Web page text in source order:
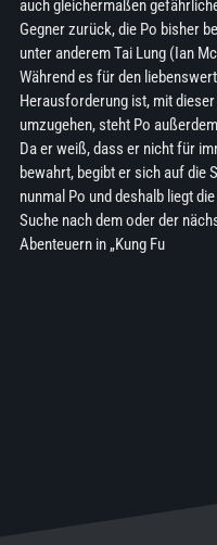
auch gleichermaßen
Gegner zurück, die Po bisher
unter anderem Tai Lung (Ian
Während es für den
Herausforderung ist, mit
umzugehen, steht Po
Da er weiß, dass er nicht für
bewahrt, begibt er sich auf die
nunmal Po und deshalb liegt
Suche nach dem oder der
Abenteuern in „Kung Fu